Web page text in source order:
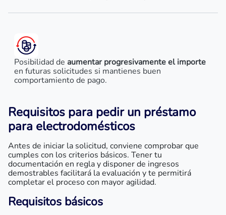
Posibilidad de aumentar progresivamente el importe
en futuras solicitudes si mantienes buen
comportamiento de pago.
Requisitos para pedir un préstamo
para electrodomésticos
Antes de iniciar la solicitud, conviene comprobar que
cumples con los criterios básicos. Tener tu
documentación en regla y disponer de ingresos
demostrables facilitará la evaluación y te permitirá
completar el proceso con mayor agilidad.
Requisitos básicos